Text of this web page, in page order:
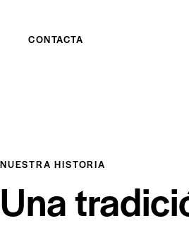
CONTACTA
NUESTRA HISTORIA
Una